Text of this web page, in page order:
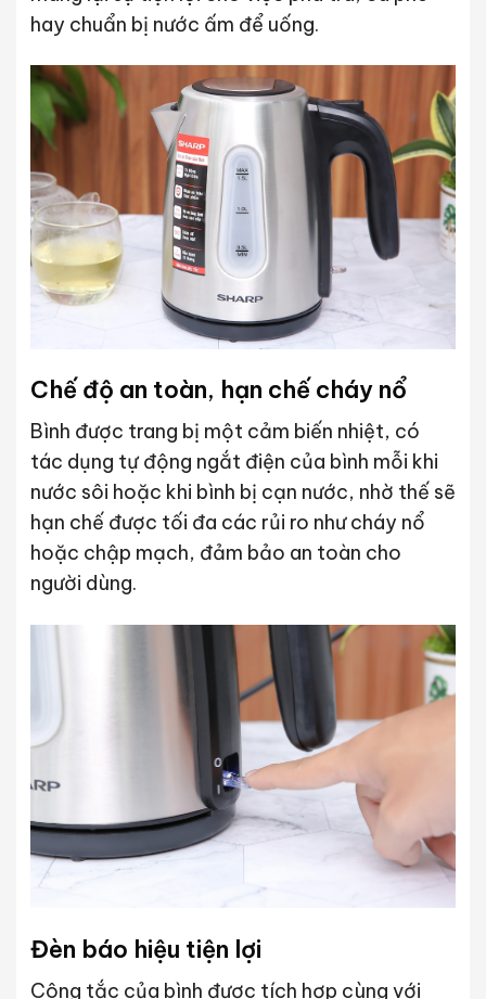
hay chuẩn bị nước ấm để uống.
Chế độ an toàn, hạn chế cháy nổ
Bình được trang bị một cảm biến nhiệt, có
tác dụng tự động ngắt điện của bình mỗi khi
nước sôi hoặc khi bình bị cạn nước, nhờ thế sẽ
hạn chế được tối đa các rủi ro như cháy nổ
hoặc chập mạch, đảm bảo an toàn cho
người dùng.
Đèn báo hiệu tiện lợi
Công tắc của bình được tích hợp cùng với